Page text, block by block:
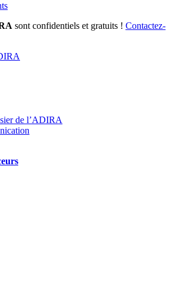
sont confidentiels et gratuits ! Contactez-
de l’ADIRA